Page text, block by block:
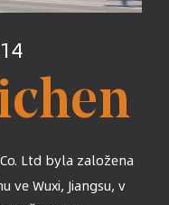
Ltd byla založena
ve Wuxi, Jiangsu, v